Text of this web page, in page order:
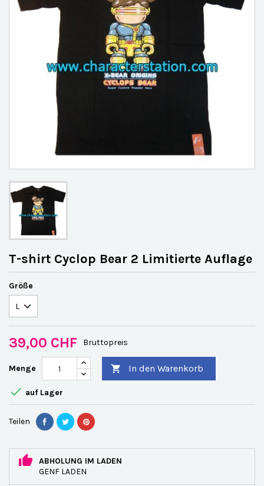
T-shirt Cyclop Bear 2 Limitierte Auflage
Größe
39,00 CHF Bruttopreis
Menge  In den Warenkorb
 auf Lager
Teilen
ABHOLUNG IM LADEN
GENF LADEN